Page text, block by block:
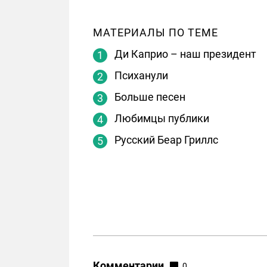
МАТЕРИАЛЫ ПО ТЕМЕ
Ди Каприо – наш президент
Психанули
Больше песен
Любимцы публики
Русский Беар Гриллс